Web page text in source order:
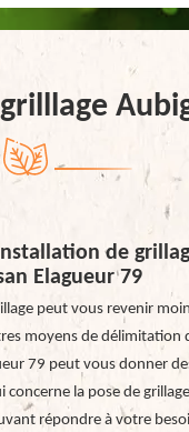
de
Elagueur 79
peut vous revenir
moyens de délimitation
79 peut vous donner
concerne la pose de
répondre à votre